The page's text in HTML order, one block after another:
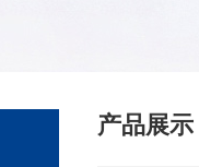
产品展示